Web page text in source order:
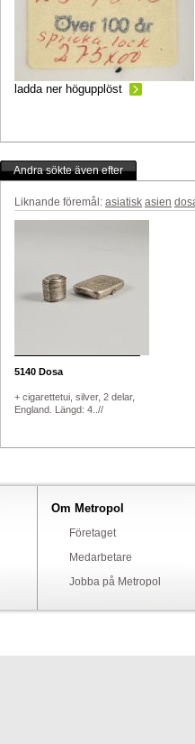
ladda ner högupplöst
Andra sökte även efter
Liknande föremål: asiatisk asien
5140 Dosa
+ cigarettetui, silver, 2 delar,
England. Längd: 4..//
Om Metropol
Företaget
Medarbetare
Jobba på Metropol